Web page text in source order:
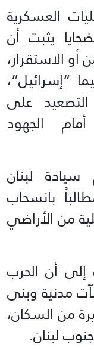
العسكرية
يثبت أن
أو الاستقرار،
“إسرائيل”،
على
الجهود
لبنان
بانسحاب
من الأراضي
أن الحرب
مدنية وبنى
من السكان،
لبنان.